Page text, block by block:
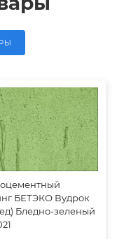
БЕТЭКО Вудрок
Бледно-зеленый